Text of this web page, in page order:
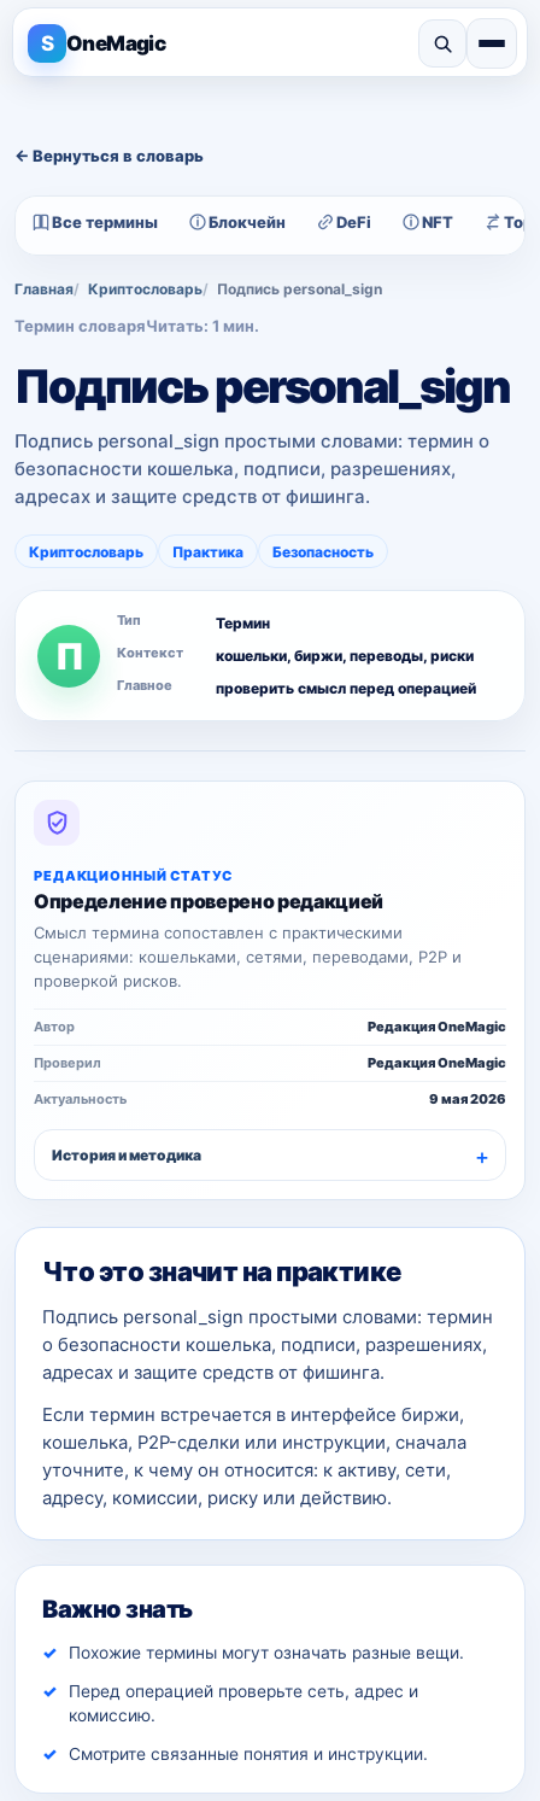
S OneMagic
← Вернуться в словарь
Все термины Блокчейн DeFi NFT
Главная Криптословарь Подпись personal_sign
Термин словаряЧитать: 1 мин.
Подпись personal_sign
Подпись personal_sign простыми словами: термин о
безопасности кошелька, подписи, разрешениях,
адресах и защите средств от фишинга.
Криптословарь Практика Безопасность
П
Тип Термин
Контекст кошельки, биржи, переводы, риски
Главное проверить смысл перед операцией
РЕДАКЦИОННЫЙ СТАТУС
Определение проверено редакцией
Смысл термина сопоставлен с практическими
сценариями: кошельками, сетями, переводами, P2P и
проверкой рисков.
Автор Редакция OneMagic
Проверил Редакция OneMagic
Актуальность 9 мая 2026
История и методика
Что это значит на практике
Подпись personal_sign простыми словами: термин
о безопасности кошелька, подписи, разрешениях,
адресах и защите средств от фишинга.
Если термин встречается в интерфейсе биржи,
кошелька, P2P-сделки или инструкции, сначала
уточните, к чему он относится: к активу, сети,
адресу, комиссии, риску или действию.
Важно знать
Похожие термины могут означать разные вещи.
Перед операцией проверьте сеть, адрес и
комиссию.
Смотрите связанные понятия и инструкции.